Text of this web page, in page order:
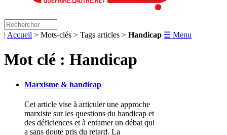
| Accueil > Mots-clés > Tags articles > Handicap ☰ Menu
Mot clé : Handicap
Marxisme & handicap
Cet article vise à articuler une approche
marxiste sur les questions du handicap et
des déficiences et à entamer un débat qui
a sans doute pris du retard. La